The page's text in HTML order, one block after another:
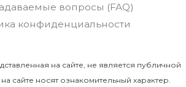
вопросы (FAQ)
конфиденциальности
на сайте, не является публичной
сайте носят ознакомительный характер.